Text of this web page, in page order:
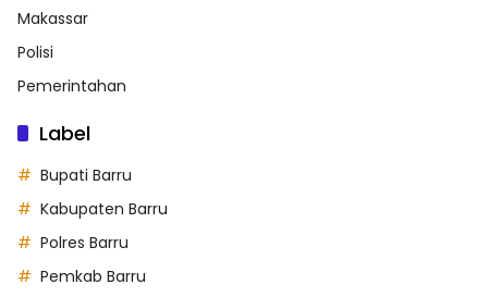
Makassar
Polisi
Pemerintahan
Label
Bupati Barru
Kabupaten Barru
Polres Barru
Pemkab Barru